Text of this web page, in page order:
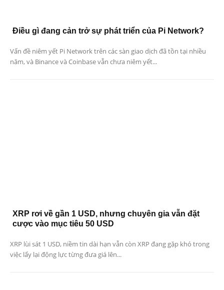
Điều gì đang cản trở sự phát triển của Pi Network?
Vấn đề niêm yết Pi Network trên các sàn giao dịch đã tồn tại nhiều
năm, và Binance và Coinbase vẫn chưa niêm yết...
XRP rơi về gần 1 USD, nhưng chuyên gia vẫn đặt
cược vào mục tiêu 50 USD
XRP lùi sát 1 USD, niềm tin dài hạn vẫn còn XRP đang gặp khó trong
việc lấy lại động lực từng đưa giá lên...